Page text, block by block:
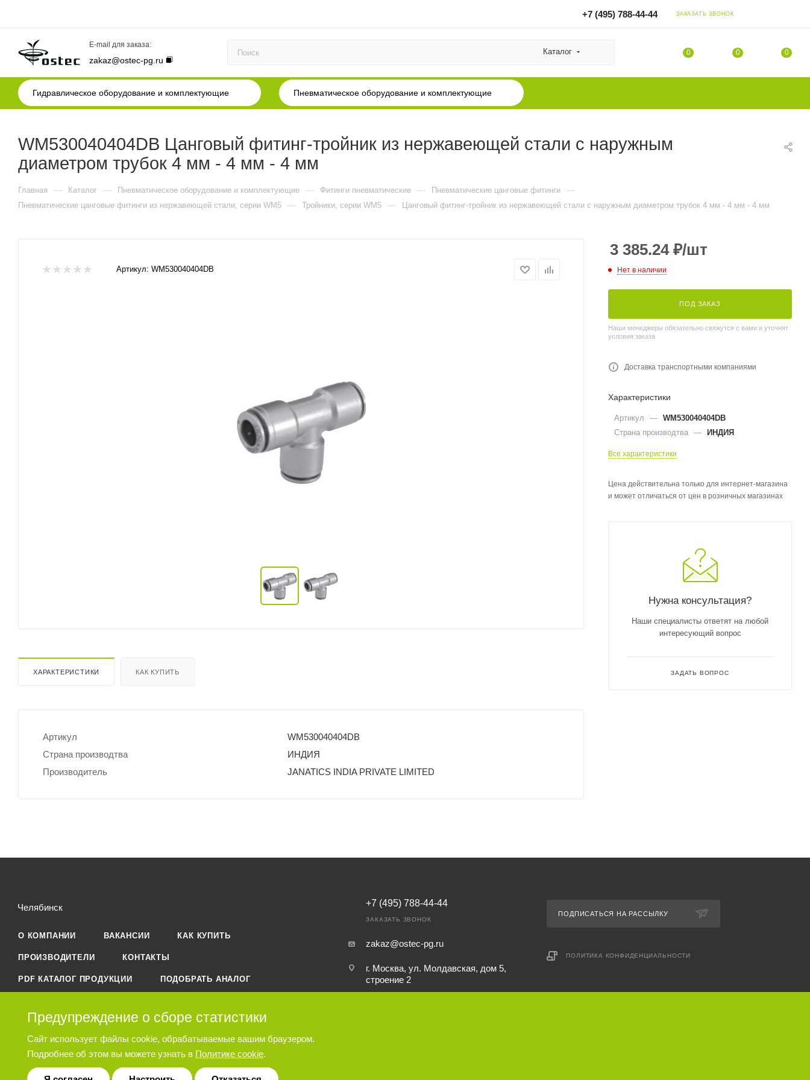
+7 (495) 788-44-44 ЗАКАЗАТЬ ЗВОНОК
E-mail для заказа:
zakaz@ostec-pg.ru
Каталог 0 0 0
Гидравлическое оборудование и комплектующие Пневматическое оборудование и комплектующие
WM530040404DB Цанговый фитинг-тройник из нержавеющей стали с наружным
диаметром трубок 4 мм - 4 мм - 4 мм
Главная — Каталог — Пневматическое оборудование и комплектующие — Фитинги пневматические — Пневматические цанговые фитинги —
Пневматические цанговые фитинги из нержавеющей стали, серии WM5 — Тройники, серии WM5 — Цанговый фитинг-тройник из нержавеющей стали с наружным диаметром трубок 4 мм - 4 мм - 4 мм
Артикул: WM530040404DB
ХАРАКТЕРИСТИКИ КАК КУПИТЬ
Артикул
WM530040404DB
Страна производтва
ИНДИЯ
Производитель
JANATICS INDIA PRIVATE LIMITED
3 385.24₽/шт
Нет в наличии
ПОД ЗАКАЗ
Наши менеджеры обязательно свяжутся с вами и уточнят
условия заказа
Доставка транспортными компаниями
Характеристики
Артикул — WM530040404DB
Страна производтва — ИНДИЯ
Все характеристики
Цена действительна только для интернет-магазина
и может отличаться от цен в розничных магазинах
Нужна консультация?
Наши специалисты ответят на любой
интересующий вопрос
ЗАДАТЬ ВОПРОС
Челябинск
О КОМПАНИИ ВАКАНСИИ КАК КУПИТЬ
ПРОИЗВОДИТЕЛИ КОНТАКТЫ
PDF КАТАЛОГ ПРОДУКЦИИ ПОДОБРАТЬ АНАЛОГ
+7 (495) 788-44-44
ЗАКАЗАТЬ ЗВОНОК
zakaz@ostec-pg.ru
г. Москва, ул. Молдавская, дом 5,
строение 2
ПОДПИСАТЬСЯ НА РАССЫЛКУ
ПОЛИТИКА КОНФИДЕНЦИАЛЬНОСТИ
© 2026 Пневматическое и гидравлическое оборудование ООО «Остек-АртТул»
Предупреждение о сборе статистики
Сайт использует файлы cookie, обрабатываемые вашим браузером.
Подробнее об этом вы можете узнать в Политике cookie.